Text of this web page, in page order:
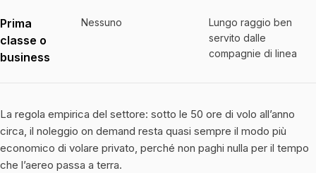
Prima
classe o
business
Nessuno
Lungo raggio ben
servito dalle
compagnie di linea
La regola empirica del settore: sotto le 50 ore di volo all’anno
circa, il noleggio on demand resta quasi sempre il modo più
economico di volare privato, perché non paghi nulla per il tempo
che l’aereo passa a terra.